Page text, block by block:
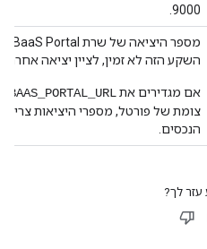
9000.
השקע הזה לא זמין, לציין יציאה אחרת.
אם מגדירים אתBAAS_PORTAL_URL
צומת של פורטל, מספרי היציאות
הנכסים.
עזר לך?